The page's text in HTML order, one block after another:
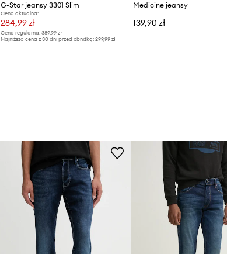
G-Star jeansy 3301 Slim
Cena aktualna:
284,99 zł
Cena regularna: 389,99 zł
Najniższa cena z 30 dni przed obniżką: 299,99 zł
Medicine jeansy
139,90 zł